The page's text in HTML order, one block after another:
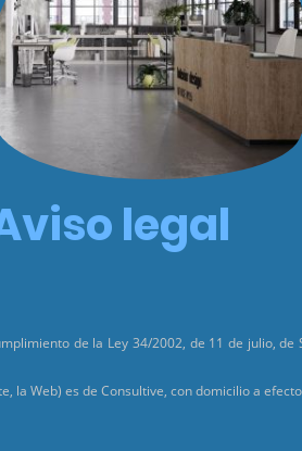
legal
de la Ley 34/2002, de 11 de julio,
la Web) es de Consultive, con domicilio a